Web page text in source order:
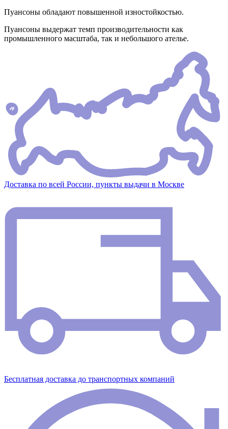
Пуансоны обладают повышенной изностойкостью.
Пуансоны выдержат темп производительности как
промышленного масштаба, так и небольшого ателье.
Доставка по всей России, пункты выдачи в Москве
Бесплатная доставка до транспортных компаний